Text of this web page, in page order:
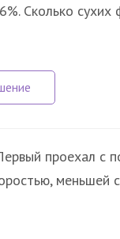
Сколько сухих
проехал с
меньшей